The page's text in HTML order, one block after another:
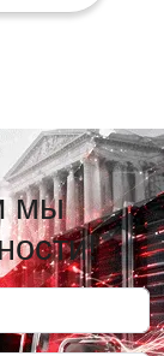
мы